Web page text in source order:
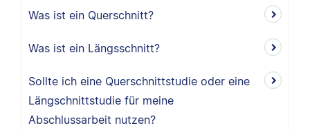
Was ist ein Querschnitt?
Was ist ein Längsschnitt?
Sollte ich eine Querschnittstudie oder eine
Längschnittstudie für meine
Abschlussarbeit nutzen?